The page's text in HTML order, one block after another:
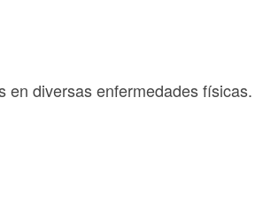
en diversas enfermedades físicas.